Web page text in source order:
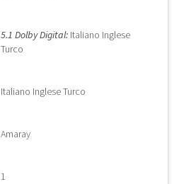
5.1 Dolby Digital: Italiano Inglese
Turco
Italiano Inglese Turco
Amaray
1